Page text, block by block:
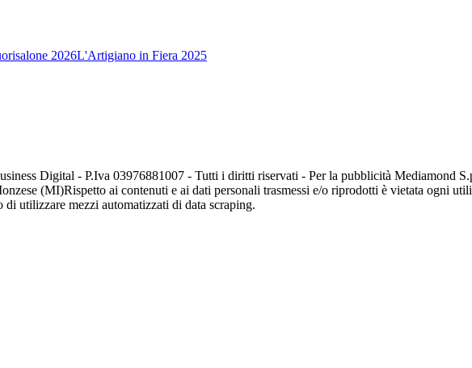
2026L'Artigiano in Fiera 2025
Digital - P.Iva 03976881007 - Tutti i diritti riservati - Per la pubblicità Mediamond
(MI)Rispetto ai contenuti e ai dati personali trasmessi e/o riprodotti è vietata ogni
utilizzare mezzi automatizzati di data scraping.